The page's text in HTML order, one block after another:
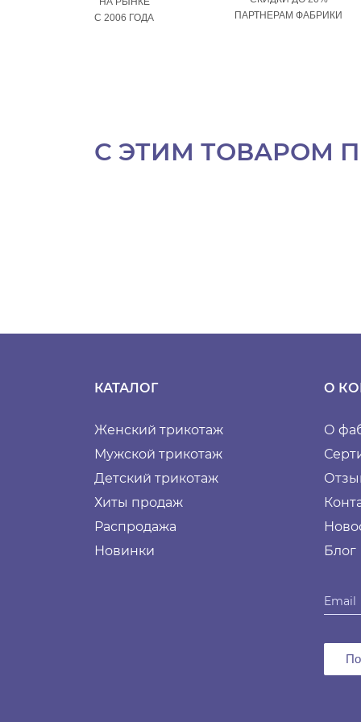
С 2006 ГОДА
ПАРТНЕРАМ ФАБРИКИ
С ЭТИМ ТОВАРОМ
КАТАЛОГ
Женский трикотаж
Мужской трикотаж
Детский трикотаж
Хиты продаж
Распродажа
Новинки
О
О
Блог